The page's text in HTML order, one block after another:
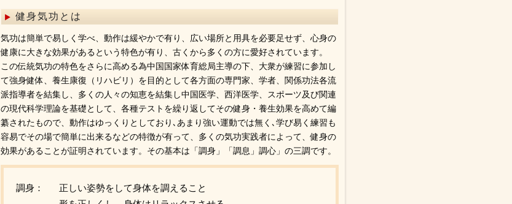
健身気功とは
気功は簡単で易しく学べ、動作は緩やかで有り、広い場所と用具を必要足せず、心身の
健康に大きな効果があるという特色が有り、古くから多くの方に愛好されています。
この伝統気功の特色をさらに高める為中国国家体育総局主導の下、大衆が練習に参加し
て強身健体、養生康復（リハビリ）を目的として各方面の専門家、学者、関係功法各流
派指導者を結集し、多くの人々の知恵を結集し中国医学、西洋医学、スポーツ及び関連
の現代科学理論を基礎として、各種テストを繰り返してその健身・養生効果を高めて編
纂されたもので、動作はゆっくりとしており､あまり強い運動では無く､学び易く練習も
容易でその場で簡単に出来るなどの特徴が有って、多くの気功実践者によって、健身の
効果があることが証明されています。その基本は「調身」「調息」調心」の三調です。
調身：
正しい姿勢をして身体を調えること